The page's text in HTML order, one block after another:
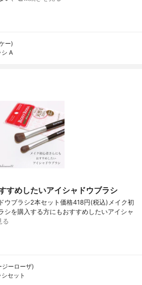
ー)
シ A
すめしたいアイシャドウブラシ
ウブラシ2本セット 価格418円(税込) メイク初
シを購入する方にもおすすめしたいアイシャ
る
ジーローザ)
セット